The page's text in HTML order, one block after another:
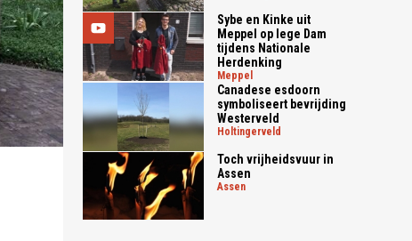
Sybe en Kinke uit
Meppel op lege Dam
tijdens Nationale
Herdenking
meppel
Canadese esdoorn
symboliseert bevrijding
Westerveld
holtingerveld
Toch vrijheidsvuur in
Assen
assen